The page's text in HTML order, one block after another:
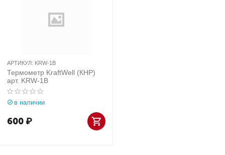
АРТИКУЛ: KRW-1B
Термометр KraftWell (КНР)
арт. KRW-1B
в наличии
600₽